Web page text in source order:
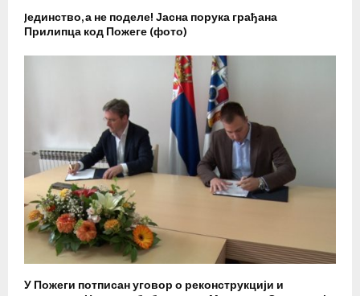
Jединство, а не поделе! Јасна порука грађана
Прилипца код Пожеге (фото)
У Пожеги потписан уговор о реконструкцији и